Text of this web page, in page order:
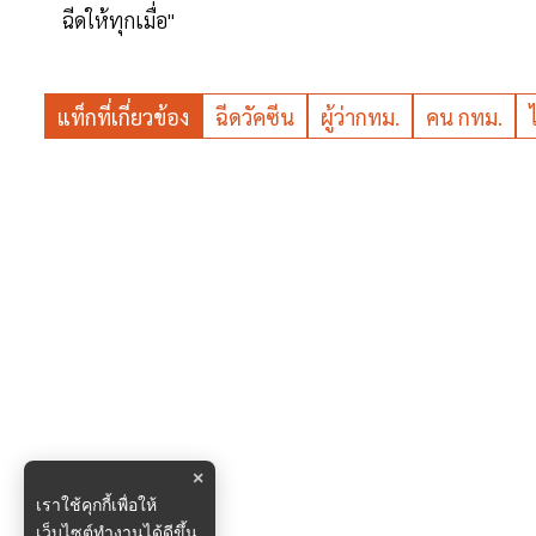
ฉีดให้ทุกเมื่อ"
แท็กที่เกี่ยวข้อง ฉีดวัคซีน ผู้ว่ากทม. คน กทม.
×
เราใช้คุกกี้เพื่อให้